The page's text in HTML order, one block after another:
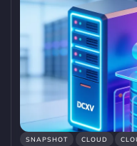
SNAPSHOT CLOUD